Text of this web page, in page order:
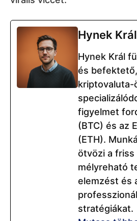
ötvözi a friss
mélyreható
elemzést és
stratégiákat.
Mutass
KRIPTOVALUTÁK
TOP MEME